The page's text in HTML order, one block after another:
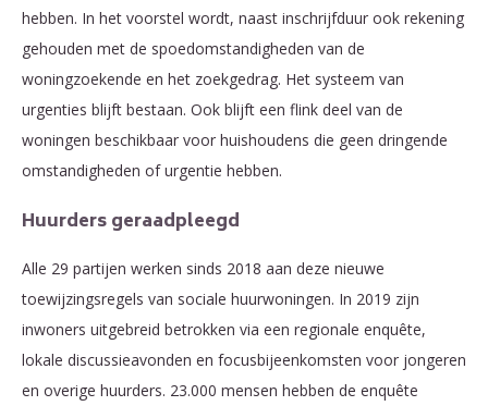
hebben. In het voorstel wordt, naast inschrijfduur ook rekening
gehouden met de spoedomstandigheden van de
woningzoekende en het zoekgedrag. Het systeem van
urgenties blijft bestaan. Ook blijft een flink deel van de
woningen beschikbaar voor huishoudens die geen dringende
omstandigheden of urgentie hebben.
Huurders geraadpleegd
Alle 29 partijen werken sinds 2018 aan deze nieuwe
toewijzingsregels van sociale huurwoningen. In 2019 zijn
inwoners uitgebreid betrokken via een regionale enquête,
lokale discussieavonden en focusbijeenkomsten voor jongeren
en overige huurders. 23.000 mensen hebben de enquête